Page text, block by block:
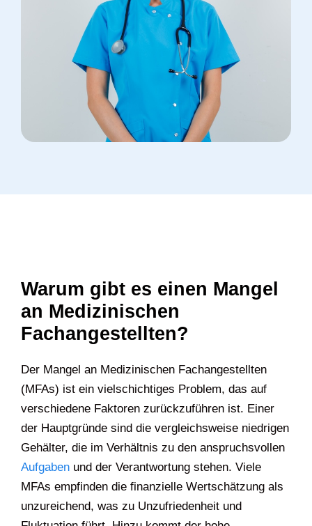
Warum gibt es einen Mangel
an Medizinischen
Fachangestellten?
Der Mangel an Medizinischen Fachangestellten
(MFAs) ist ein vielschichtiges Problem, das auf
verschiedene Faktoren zurückzuführen ist. Einer
der Hauptgründe sind die vergleichsweise niedrigen
Gehälter, die im Verhältnis zu den anspruchsvollen
Aufgaben und der Verantwortung stehen. Viele
MFAs empfinden die finanzielle Wertschätzung als
unzureichend, was zu Unzufriedenheit und